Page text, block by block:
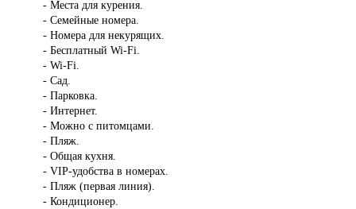
- Места для курения.
- Семейные номера.
- Номера для некурящих.
- Бесплатный Wi-Fi.
- Wi-Fi.
- Сад.
- Парковка.
- Интернет.
- Можно с питомцами.
- Пляж.
- Общая кухня.
- VIP-удобства в номерах.
- Пляж (первая линия).
- Кондиционер.